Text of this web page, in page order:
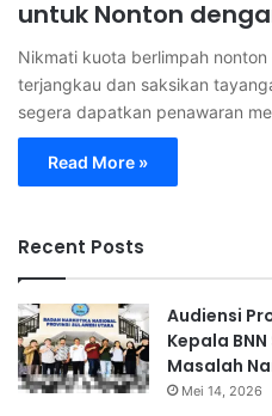
untuk Nonton
Nikmati kuota berlimpah
terjangkau dan saksikan
segera dapatkan penawaran
Read More »
Recent Posts
Audiensi
Kepala
Masalah
Mei 14, 2026